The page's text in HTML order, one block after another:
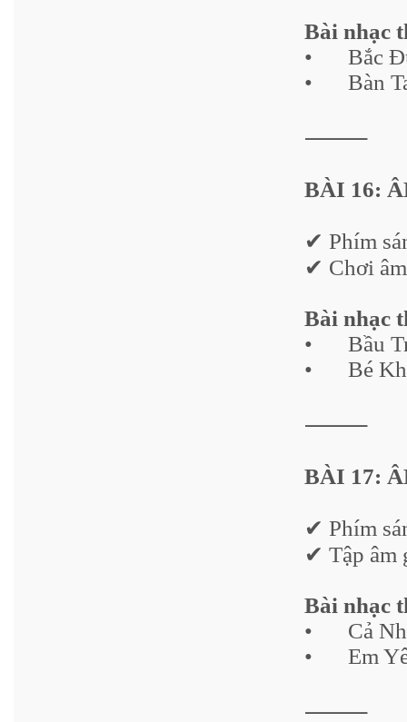
Bài nhạc
•
Bắc
•
Bàn
⸻
BÀI 16:
✔ Phím
✔ Chơi
Bài nhạc
•
Bầu
•
Bé
⸻
BÀI 17:
✔ Phím
✔ Tập âm
Bài nhạc
•
Cả
•
Em
⸻